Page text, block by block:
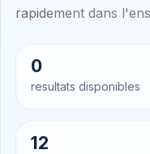
rapidement dans
0
resultats disponibles
12